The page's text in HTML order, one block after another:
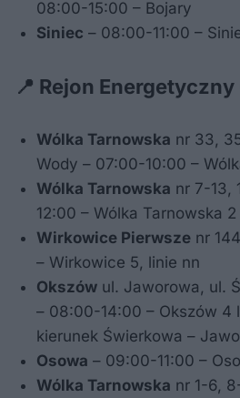
08:00-15:00 – Bojary
Siniec – 08:00-11:00 –
📍 Rejon Energetyczny
Wólka Tarnowska nr 33,
Wody – 07:00-10:00 –
Wólka Tarnowska nr 7-13,
12:00 – Wólka Tarnowska 2
Wirkowice Pierwsze nr
– Wirkowice 5, linie nn
Okszów ul. Jaworowa, ul.
– 08:00-14:00 – Okszów 4
kierunek Świerkowa –
Osowa – 09:00-11:00 –
Wólka Tarnowska nr 1-6,